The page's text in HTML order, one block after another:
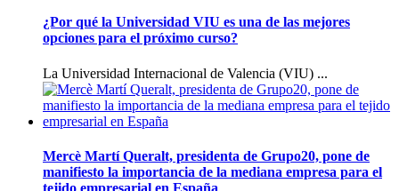
¿Por qué la Universidad VIU es una de las mejores
opciones para el próximo curso?
La Universidad Internacional de Valencia (VIU) ...
Mercè Martí Queralt, presidenta de Grupo20, pone de
manifiesto la importancia de la mediana empresa para el
tejido empresarial en España